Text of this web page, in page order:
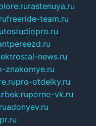
rastenuya.ru
freeride-team.ru
news.ru
znakomye.ru
pro-otdelky.ru
porno-vk.ru
adonyev.ru